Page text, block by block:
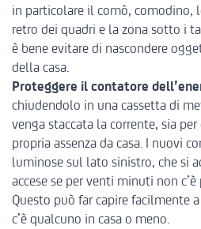
in particolare il comò, comodino,
retro dei quadri e la zona sotto i
è bene evitare di nascondere
della casa.
Proteggere il contatore
chiudendolo in una cassetta di
venga staccata la corrente, sia
propria assenza da casa. I nuovi
luminose sul lato sinistro, che si
accese se per venti minuti non
Questo può far capire facilmente
c’è qualcuno in casa o meno.